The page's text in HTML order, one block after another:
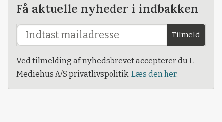
Få aktuelle nyheder i indbakken
Tilmeld
Ved tilmelding af nyhedsbrevet accepterer du L-
Mediehus A/S privatlivspolitik. Læs den her.